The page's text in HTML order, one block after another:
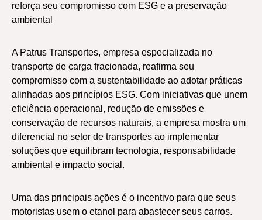
reforça seu compromisso com ESG e a preservação
ambiental
A Patrus Transportes, empresa especializada no
transporte de carga fracionada, reafirma seu
compromisso com a sustentabilidade ao adotar práticas
alinhadas aos princípios ESG. Com iniciativas que unem
eficiência operacional, redução de emissões e
conservação de recursos naturais, a empresa mostra um
diferencial no setor de transportes ao implementar
soluções que equilibram tecnologia, responsabilidade
ambiental e impacto social.
Uma das principais ações é o incentivo para que seus
motoristas usem o etanol para abastecer seus carros.